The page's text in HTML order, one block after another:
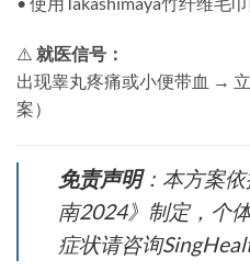
⚠️ ​ 就医信号：​
出现睾丸疼痛或小便带血 →
案）
免责声明：本方案
南2024》制定，个
症状请咨询